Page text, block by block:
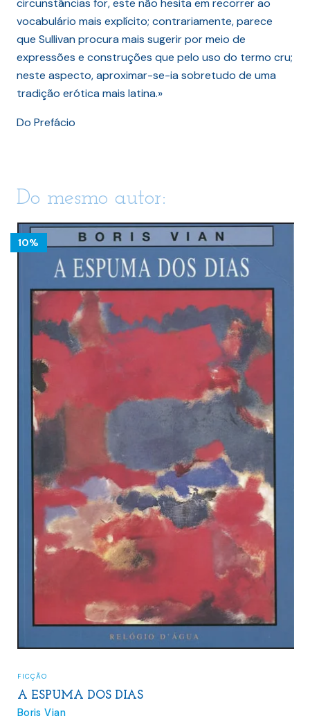
circunstâncias for, este não hesita em recorrer ao
vocabulário mais explícito; contrariamente, parece
que Sullivan procura mais sugerir por meio de
expressões e construções que pelo uso do termo cru;
neste aspecto, aproximar-se-ia sobretudo de uma
tradição erótica mais latina.»
Do Prefácio
Do mesmo autor:
10%
FICÇÃO
A ESPUMA DOS DIAS
Boris Vian